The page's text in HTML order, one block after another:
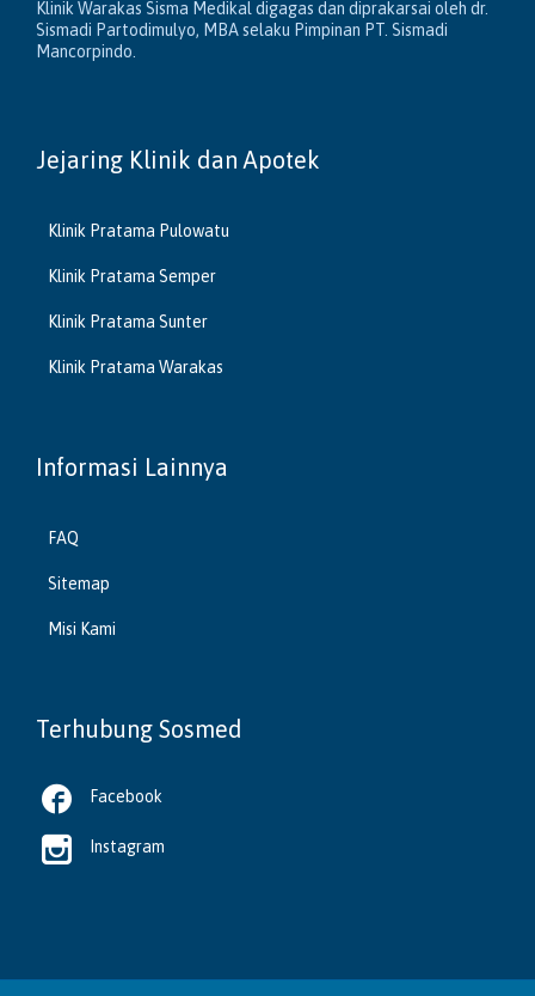
Klinik Warakas Sisma Medikal digagas dan diprakarsai oleh dr.
Sismadi Partodimulyo, MBA selaku Pimpinan PT. Sismadi
Mancorpindo.
Jejaring Klinik dan Apotek
Klinik Pratama Pulowatu
Klinik Pratama Semper
Klinik Pratama Sunter
Klinik Pratama Warakas
Informasi Lainnya
FAQ
Sitemap
Misi Kami
Terhubung Sosmed
 Facebook
 Instagram